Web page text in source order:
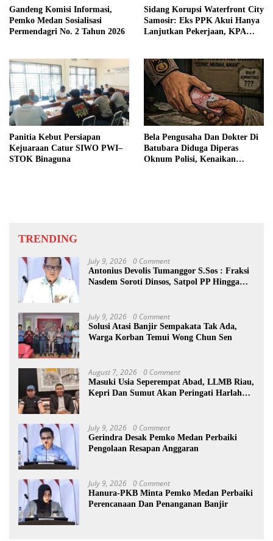
Gandeng Komisi Informasi,
Pemko Medan Sosialisasi
Permendagri No. 2 Tahun 2026
Sidang Korupsi Waterfront City
Samosir: Eks PPK Akui Hanya
Lanjutkan Pekerjaan, KPA
Panitia Kebut Persiapan
Kejuaraan Catur SIWO PWI–
STOK Binaguna
Bela Pengusaha Dan Dokter Di
Batubara Diduga Diperas
Oknum Polisi, Kenaikan
TRENDING
July 9, 2026 0 Comment
Antonius Devolis Tumanggor S.Sos : Fraksi
Nasdem Soroti Dinsos, Satpol PP Hingga
July 9, 2026 0 Comment
Solusi Atasi Banjir Sempakata Tak Ada,
Warga Korban Temui Wong Chun Sen
August 7, 2026 0 Comment
Masuki Usia Seperempat Abad, LLMB Riau,
Kepri Dan Sumut Akan Peringati Harlah
July 9, 2026 0 Comment
Gerindra Desak Pemko Medan Perbaiki
Pengolaan Resapan Anggaran
July 9, 2026 0 Comment
Hanura-PKB Minta Pemko Medan Perbaiki
Perencanaan Dan Penanganan Banjir